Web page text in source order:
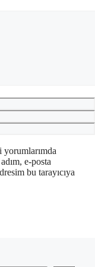
yorumlarımda
e-posta
bu tarayıcıya